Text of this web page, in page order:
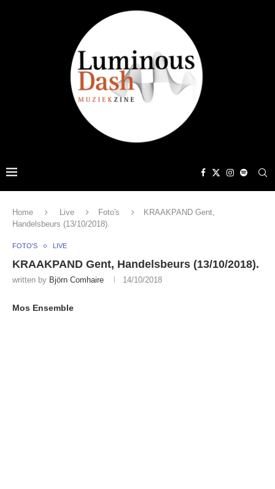
Home Live Foto's
KRAAKPAND Gent,
Handelsbeurs (13/10/2018).
FOTO'S LIVE
KRAAKPAND Gent, Handelsbeurs (13/10/2018).
written by Björn Comhaire 14/10/2018
Mos Ensemble